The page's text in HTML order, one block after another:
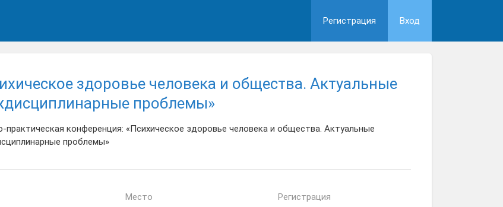
Регистрация Вход
здоровье человека и общества. Актуальные
проблемы»
практическая конференция: «Психическое здоровье человека и общества. Актуальные
проблемы»
Место
Регистрация